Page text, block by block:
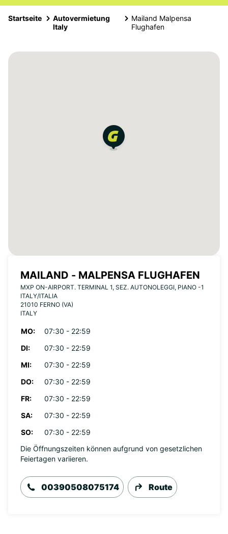
Startseite
Autovermietung
Italy
Mailand Malpensa
Flughafen
MAILAND - MALPENSA FLUGHAFEN
MXP ON-AIRPORT. TERMINAL 1, SEZ. AUTONOLEGGI, PIANO -1
ITALY/ITALIA
21010 FERNO (VA)
ITALY
MO:
07:30 - 22:59
DI:
07:30 - 22:59
MI:
07:30 - 22:59
DO:
07:30 - 22:59
FR:
07:30 - 22:59
SA:
07:30 - 22:59
SO:
07:30 - 22:59
Die Öffnungszeiten können aufgrund von gesetzlichen
Feiertagen variieren.
00390508075174 Route